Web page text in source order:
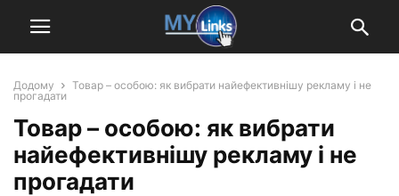
Додому
Товар – особою: як вибрати найефективнішу рекламу і не
прогадати
Товар – особою: як вибрати
найефективнішу рекламу і не
прогадати